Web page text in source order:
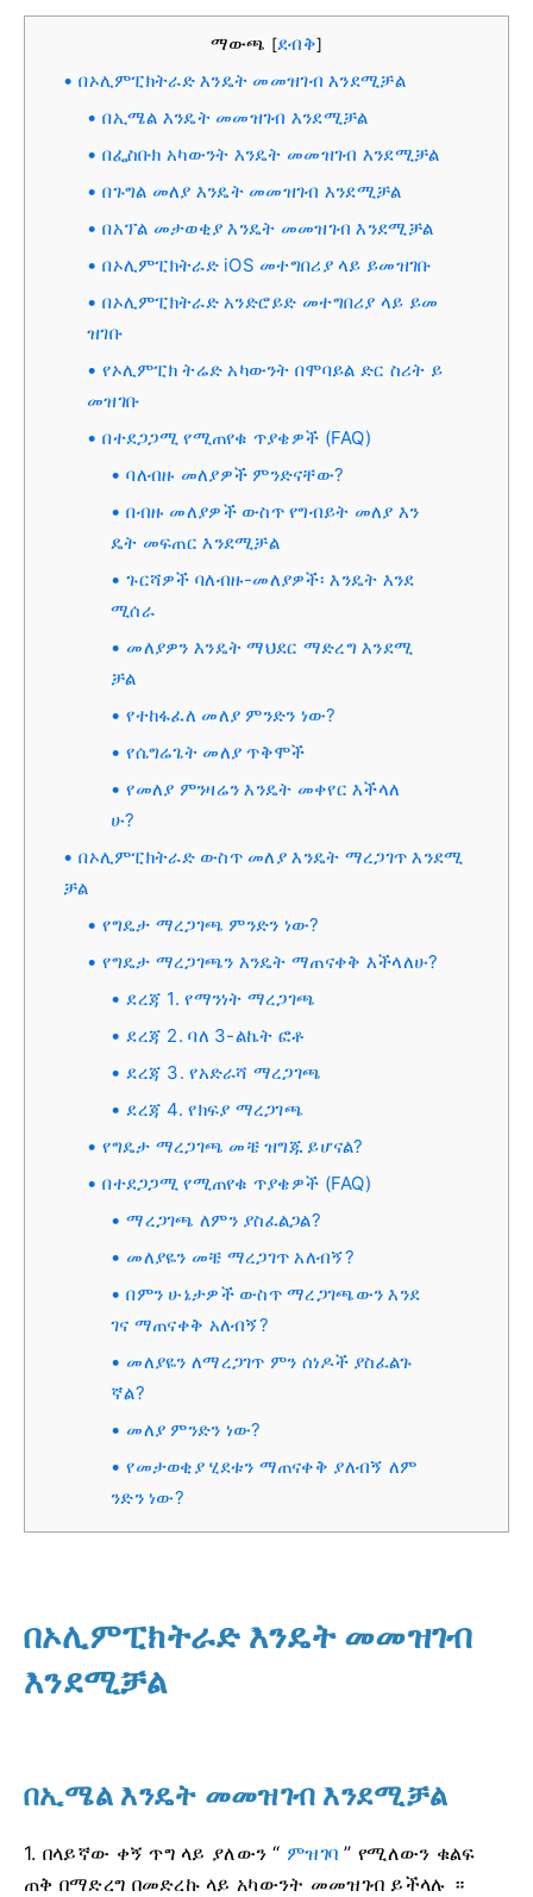
ማውጫ [ደብቅ]
በኦሊምፒክትራድ እንዴት መመዝገብ እንደሚቻል
በኢሜል እንዴት መመዝገብ እንደሚቻል
በፌስቡክ አካውንት እንዴት መመዝገብ እንደሚቻል
በጉግል መለያ እንዴት መመዝገብ እንደሚቻል
በአፕል መታወቂያ እንዴት መመዝገብ እንደሚቻል
በኦሊምፒክትራድ iOS መተግበሪያ ላይ ይመዝገቡ
በኦሊምፒክትራድ አንድሮይድ መተግበሪያ ላይ ይመ
ዝገቡ
የኦሊምፒክ ትሬድ አካውንት በሞባይል ድር ስሪት ይ
መዝገቡ
በተደጋጋሚ የሚጠየቁ ጥያቄዎች (FAQ)
ባለብዙ መለያዎች ምንድናቸው?
በብዙ መለያዎች ውስጥ የግብይት መለያ እን
ዴት መፍጠር እንደሚቻል
ጉርሻዎች ባለብዙ-መለያዎች፡ እንዴት እንደ
ሚሰራ
መለያዎን እንዴት ማህደር ማድረግ እንደሚ
ቻል
የተከፋፈለ መለያ ምንድን ነው?
የሴግሬጌት መለያ ጥቅሞች
የመለያ ምንዛሬን እንዴት መቀየር እችላለ
ሁ?
በኦሊምፒክትራድ ውስጥ መለያ እንዴት ማረጋገጥ እንደሚ
ቻል
የግዴታ ማረጋገጫ ምንድን ነው?
የግዴታ ማረጋገጫን እንዴት ማጠናቀቅ እችላለሁ?
ደረጃ 1. የማንነት ማረጋገጫ
ደረጃ 2. ባለ 3-ልኬት ፎቶ
ደረጃ 3. የአድራሻ ማረጋገጫ
ደረጃ 4. የክፍያ ማረጋገጫ
የግዴታ ማረጋገጫ መቼ ዝግጁ ይሆናል?
በተደጋጋሚ የሚጠየቁ ጥያቄዎች (FAQ)
ማረጋገጫ ለምን ያስፈልጋል?
መለያዬን መቼ ማረጋገጥ አለብኝ?
በምን ሁኔታዎች ውስጥ ማረጋገጫውን እንደ
ገና ማጠናቀቅ አለብኝ?
መለያዬን ለማረጋገጥ ምን ሰነዶች ያስፈልጉ
ኛል?
መለያ ምንድን ነው?
የመታወቂያ ሂደቱን ማጠናቀቅ ያለብኝ ለም
ንድን ነው?
በኦሊምፒክትራድ እንዴት መመዝገብ
እንደሚቻል
በኢሜል እንዴት መመዝገብ እንደሚቻል
1. በላይኛው ቀኝ ጥግ ላይ ያለውን “ ምዝገባ ” የሚለውን ቁልፍ
ጠቅ በማድረግ በመድረኩ ላይ አካውንት መመዝገብ ይችላሉ ።